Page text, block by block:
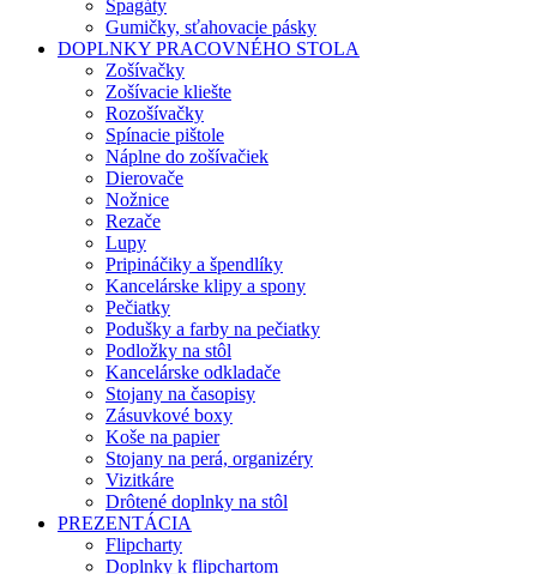
Špagáty
Gumičky, sťahovacie pásky
DOPLNKY PRACOVNÉHO STOLA
Zošívačky
Zošívacie kliešte
Rozošívačky
Spínacie pištole
Náplne do zošívačiek
Dierovače
Nožnice
Rezače
Lupy
Pripináčiky a špendlíky
Kancelárske klipy a spony
Pečiatky
Podušky a farby na pečiatky
Podložky na stôl
Kancelárske odkladače
Stojany na časopisy
Zásuvkové boxy
Koše na papier
Stojany na perá, organizéry
Vizitkáre
Drôtené doplnky na stôl
PREZENTÁCIA
Flipcharty
Doplnky k flipchartom